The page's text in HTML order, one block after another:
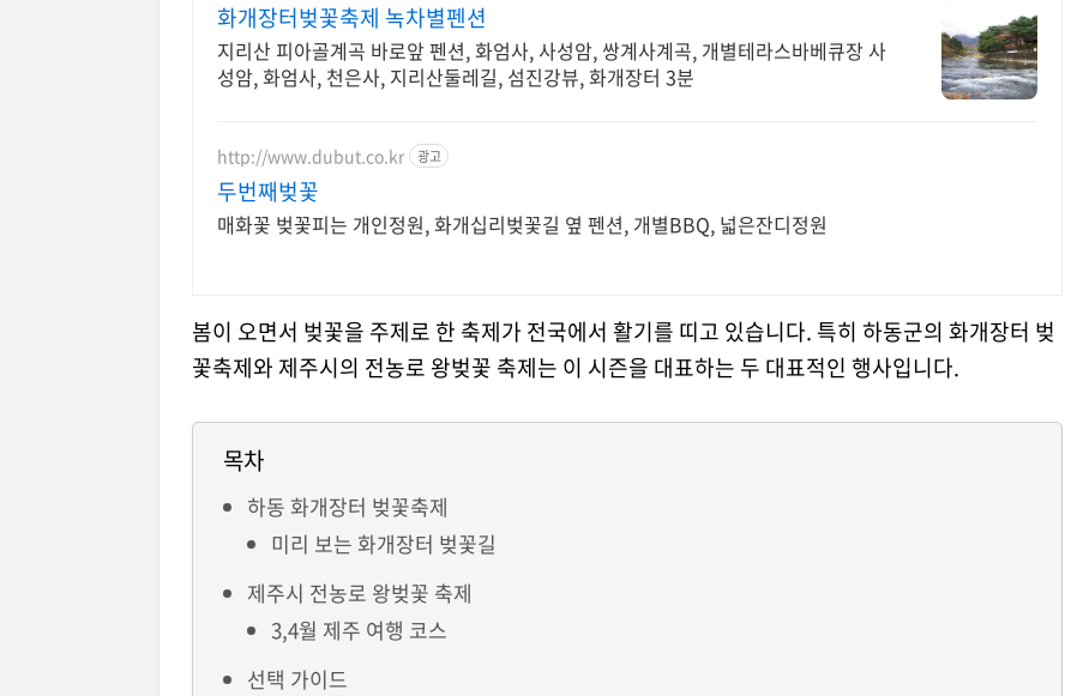
화개장터벚꽃축제 녹차별펜션
지리산 피아골계곡 바로앞 펜션, 화엄사, 사성암, 쌍계사계곡, 개별테라스바베큐장 사
성암, 화엄사, 천은사, 지리산둘레길, 섬진강뷰, 화개장터 3분
http://www.dubut.co.kr 광고
두번째벚꽃
매화꽃 벚꽃피는 개인정원, 화개십리벚꽃길 옆 펜션, 개별BBQ, 넓은잔디정원
봄이 오면서 벚꽃을 주제로 한 축제가 전국에서 활기를 띠고 있습니다. 특히 하동군의 화개장터 벚
꽃축제와 제주시의 전농로 왕벚꽃 축제는 이 시즌을 대표하는 두 대표적인 행사입니다.
목차
하동 화개장터 벚꽃축제
미리 보는 화개장터 벚꽃길
제주시 전농로 왕벚꽃 축제
3,4월 제주 여행 코스
선택 가이드